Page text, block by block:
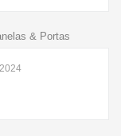
& Portas